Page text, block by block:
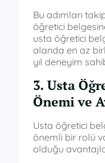
Bu adımları
öğretici
usta öğretici
alanda en az
yıl deneyim
3. Usta
Önemi ve
Usta öğretici
önemli bir rolü
olduğu